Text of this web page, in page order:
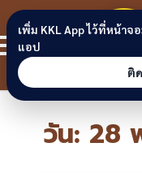
Skip to content
วัน: 28
เพิ่ม KKL App ไว้ที่หน้าจ
แอป
ติ